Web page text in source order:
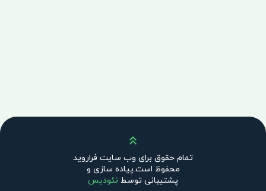
بالا
تمام حقوق برای وب سایت فراروید
محفوظ است.پیاده سازی و
پشتیبانی توسط نئودیس